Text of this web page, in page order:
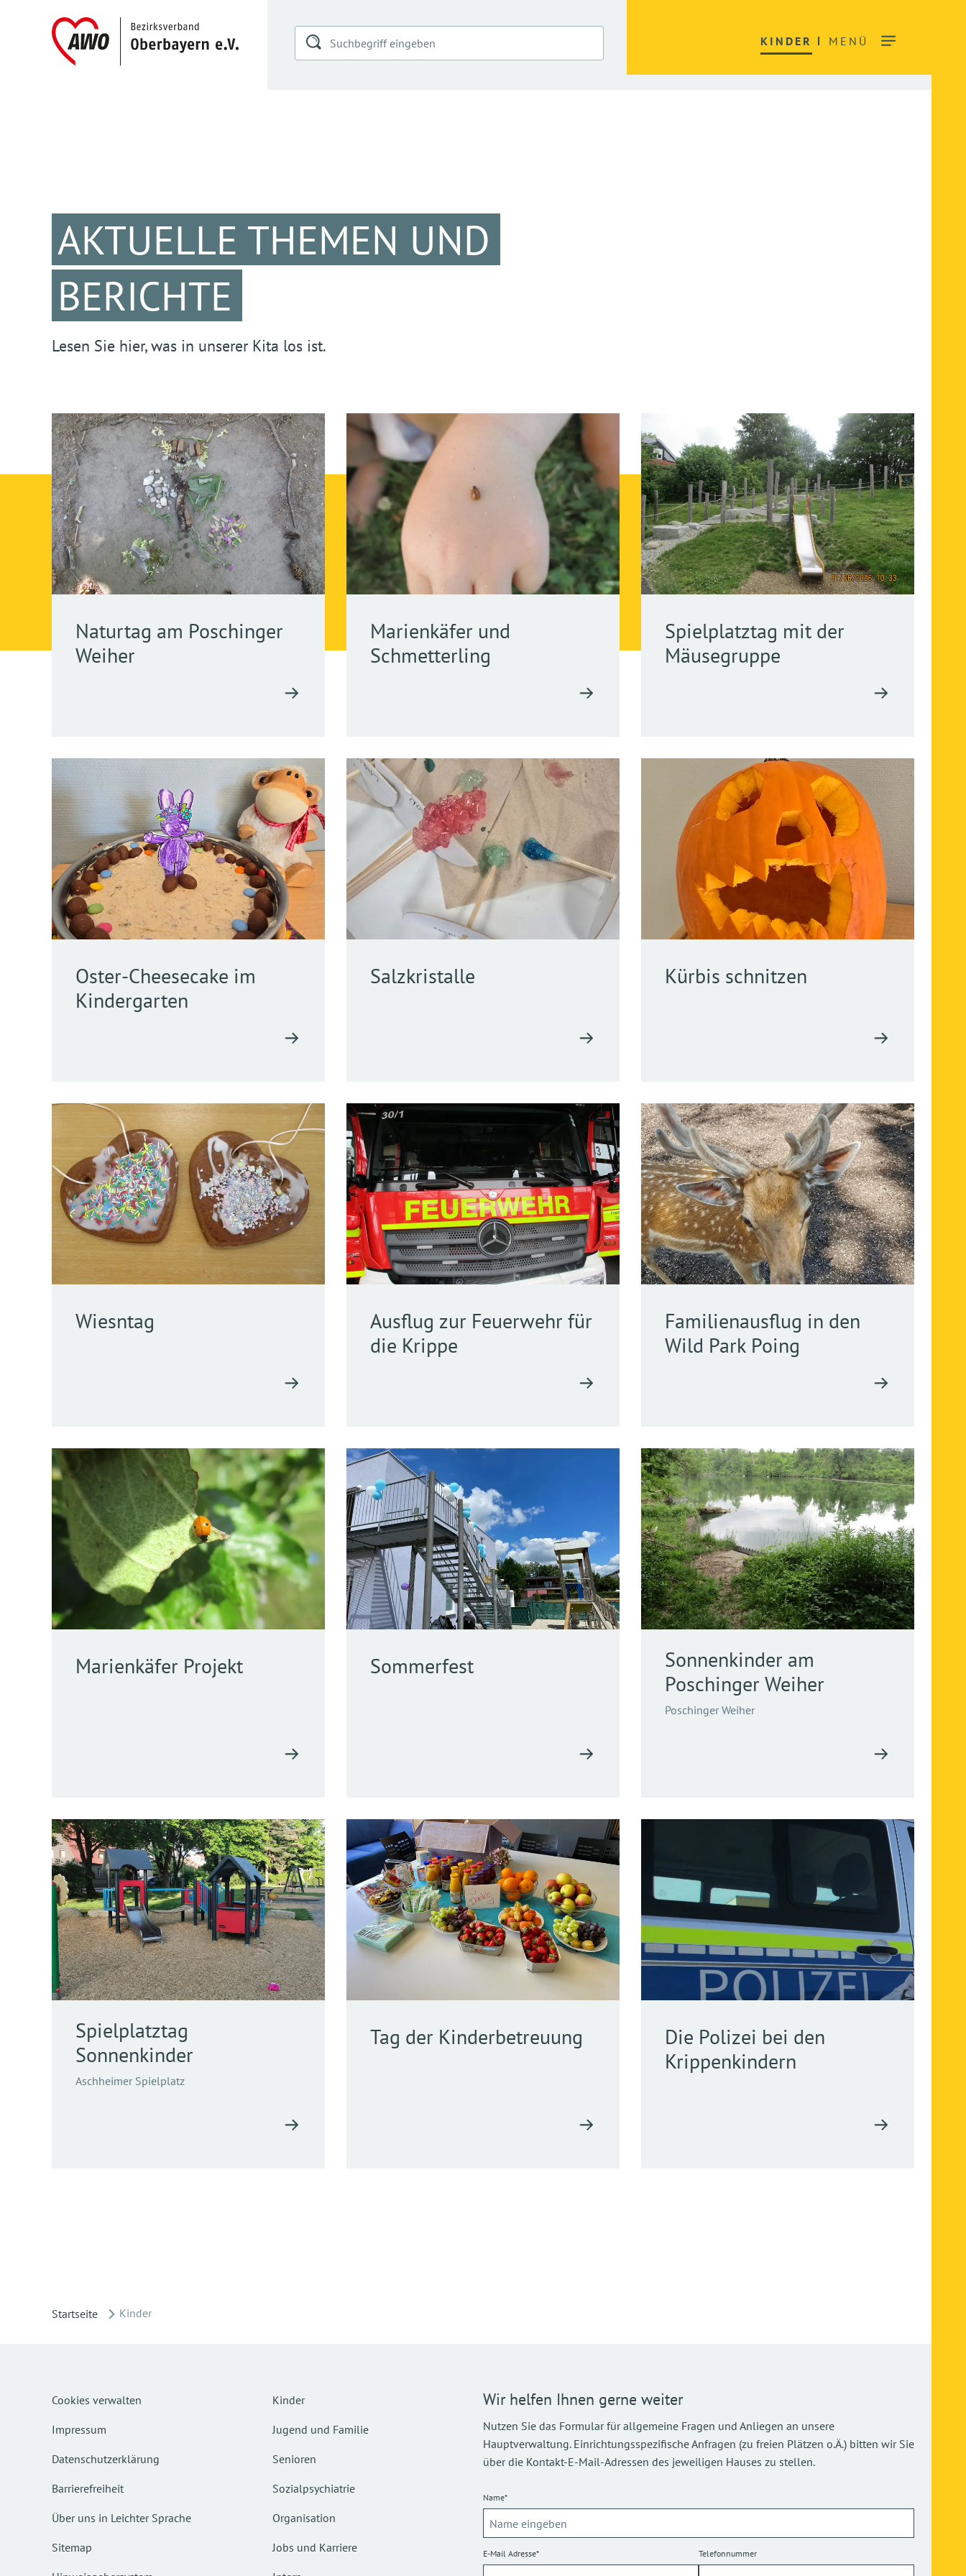
KINDER MENÜ
AKTUELLE THEMEN UND
BERICHTE
Lesen Sie hier, was in unserer Kita los ist.
Naturtag am Poschinger
Weiher
Marienkäfer und
Schmetterling
Spielplatztag mit der
Mäusegruppe
Oster-Cheesecake im
Kindergarten
Salzkristalle Kürbis schnitzen
Wiesntag
Ausflug zur Feuerwehr für
die Krippe
Familienausflug in den
Wild Park Poing
Marienkäfer Projekt Sommerfest
Sonnenkinder am
Poschinger Weiher
Poschinger Weiher
Spielplatztag
Sonnenkinder
Aschheimer Spielplatz
Tag der Kinderbetreuung
Die Polizei bei den
Krippenkindern
Startseite Kinder
Cookies verwalten
Impressum
Datenschutzerklärung
Barrierefreiheit
Über uns in Leichter Sprache
Sitemap
Kinder
Jugend und Familie
Senioren
Sozialpsychiatrie
Organisation
Jobs und Karriere
Wir helfen Ihnen gerne weiter
Nutzen Sie das Formular für allgemeine Fragen und Anliegen an unsere
Hauptverwaltung. Einrichtungsspezifische Anfragen (zu freien Plätzen o.Ä.) bitten wir Sie
über die Kontakt-E-Mail-Adressen des jeweiligen Hauses zu stellen.
Name*
E-Mail Adresse* Telefonnummer